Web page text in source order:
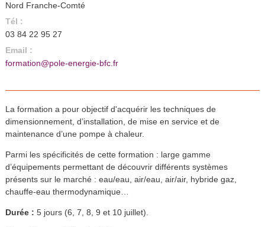
Nord Franche-Comté
Tél :
03 84 22 95 27
Email :
formation@pole-energie-bfc.fr
La formation a pour objectif d'acquérir les techniques de
dimensionnement, d’installation, de mise en service et de
maintenance d’une pompe à chaleur.
Parmi les spécificités de cette formation : large gamme
d’équipements permettant de découvrir différents systèmes
présents sur le marché : eau/eau, air/eau, air/air, hybride gaz,
chauffe-eau thermodynamique…
Durée : 5 jours (6, 7, 8, 9 et 10 juillet).